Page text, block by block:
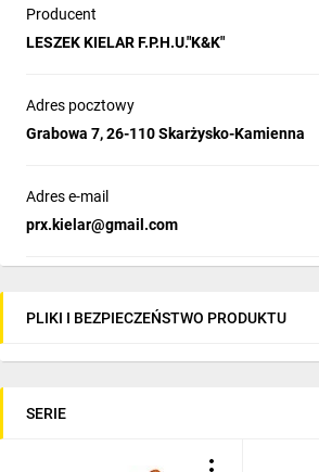
Producent
LESZEK KIELAR F.P.H.U."K&K"
Adres pocztowy
Grabowa 7, 26-110 Skarżysko-Kamienna
Adres e-mail
prx.kielar@gmail.com
PLIKI I BEZPIECZEŃSTWO PRODUKTU
SERIE